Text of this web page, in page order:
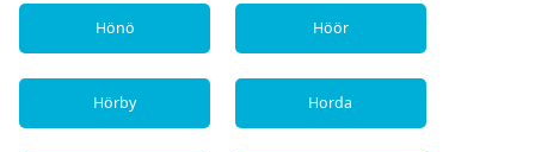
Hönö Höör
Hörby Horda